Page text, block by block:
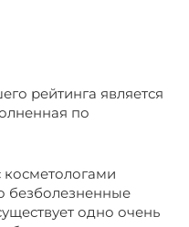
рейтинга является
по
косметологами
безболезненные
одно очень